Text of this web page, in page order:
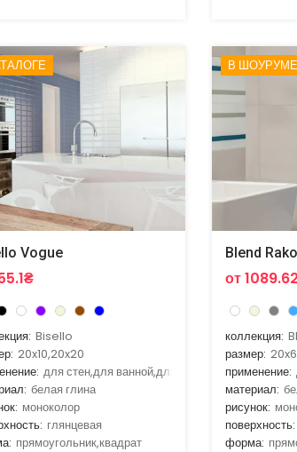
Vogue
Bisello
20x10,20x20
для стен,для ванной,для кухни
белая глина
моноколор
глянцевая
прямоугольник,квадрат
В ШОУРУМЕ
Blend Rako
от
коллекция:
размер:
применение:
материал:
рисунок:
поверхность:
форма: